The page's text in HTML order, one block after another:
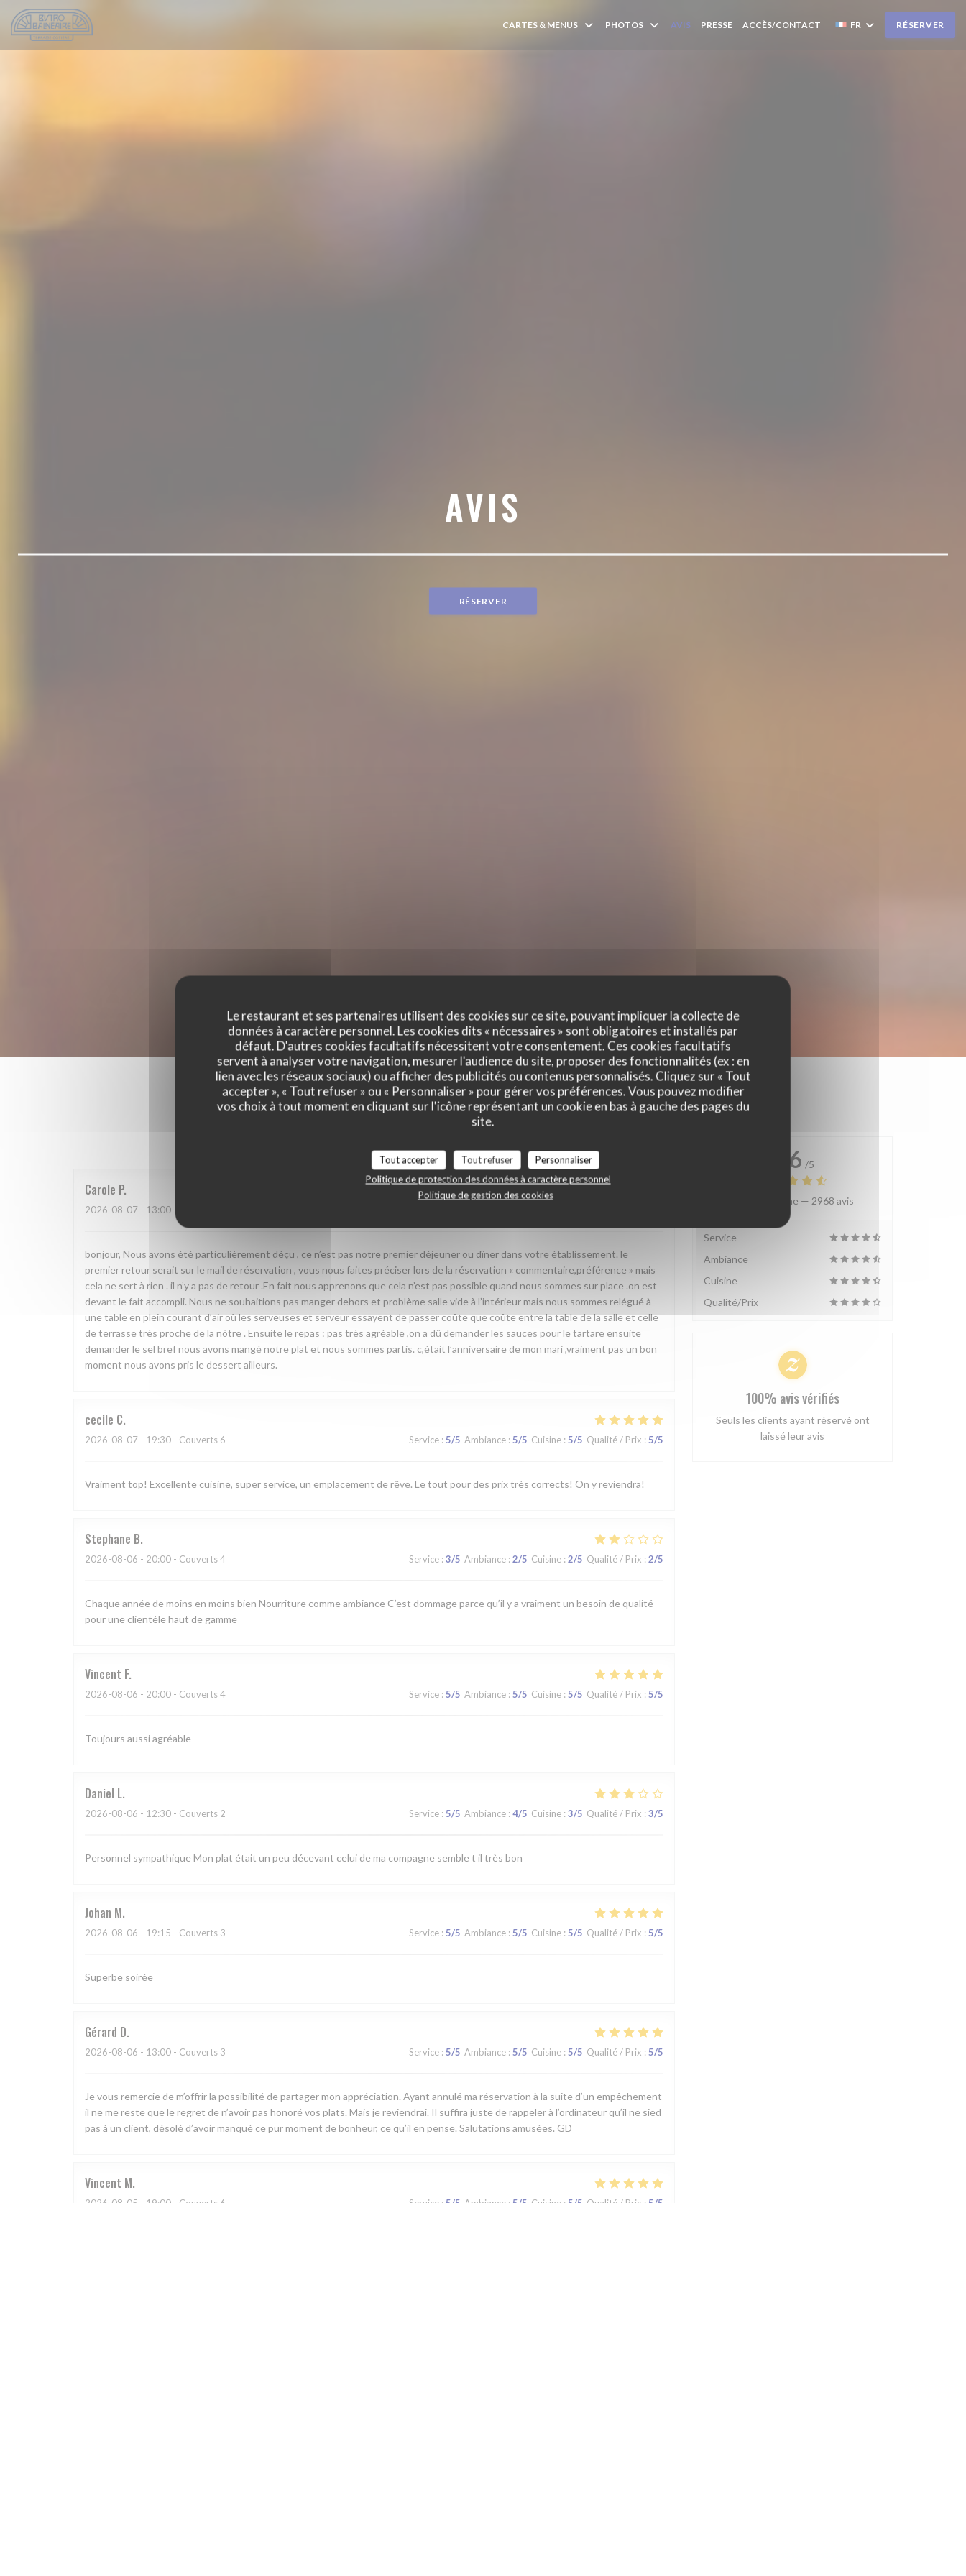
Personnalisation de vos choix en matière de cookies
Le restaurant et ses partenaires utilisent des cookies sur ce site, pouvant impliquer la collecte de
données à caractère personnel. Les cookies dits « nécessaires » sont obligatoires et installés par
défaut. D'autres cookies facultatifs nécessitent votre consentement. Ces cookies facultatifs
servent à analyser votre navigation, mesurer l'audience du site, proposer des fonctionnalités (ex : en
lien avec les réseaux sociaux) ou afficher des publicités ou contenus personnalisés. Cliquez sur « Tout
accepter », « Tout refuser » ou « Personnaliser » pour gérer vos préférences. Vous pouvez modifier
vos choix à tout moment en cliquant sur l'icône représentant un cookie en bas à gauche des pages du
site.
Tout accepter Tout refuser
Personnaliser
Politique de protection des données à caractère personnel
Politique de gestion des cookies
CARTES & MENUS PHOTOS AVIS PRESSE ACCÈS/CONTACT FR RÉSERVER
AVIS
RÉSERVER
Les avis de nos clients
Carole P
2026-08-07 - 13:00 - Couverts 3
bonjour, Nous avons été particulièrement déçu , ce n’est pas notre premier déjeuner ou dîner dans votre établissement. le
premier retour serait sur le mail de réservation , vous nous faites préciser lors de la réservation « commentaire,préférence » mais
cela ne sert à rien . il n’y a pas de retour .En fait nous apprenons que cela n’est pas possible quand nous sommes sur place .on est
devant le fait accompli. Nous ne souhaitions pas manger dehors et problème salle vide à l’intérieur mais nous sommes relégué à
une table en plein courant d’air où les serveuses et serveur essayent de passer coûte que coûte entre la table de la salle et celle
de terrasse très proche de la nôtre . Ensuite le repas : pas très agréable ,on a dû demander les sauces pour le tartare ensuite
demander le sel bref nous avons mangé notre plat et nous sommes partis. c,était l’anniversaire de mon mari ,vraiment pas un bon
moment nous avons pris le dessert ailleurs.
cecile C
2026-08-07 - 19:30 - Couverts 6 Service : 5/5 Ambiance : 5/5 Cuisine : 5/5 Qualité / Prix : 5/5
Vraiment top! Excellente cuisine, super service, un emplacement de rêve. Le tout pour des prix très corrects! On y reviendra!
Stephane B
2026-08-06 - 20:00 - Couverts 4 Service : 3/5 Ambiance : 2/5 Cuisine : 2/5 Qualité / Prix : 2/5
Chaque année de moins en moins bien Nourriture comme ambiance C’est dommage parce qu’il y a vraiment un besoin de qualité
pour une clientèle haut de gamme
Vincent F
2026-08-06 - 20:00 - Couverts 4 Service : 5/5 Ambiance : 5/5 Cuisine : 5/5 Qualité / Prix : 5/5
Toujours aussi agréable
Daniel L
2026-08-06 - 12:30 - Couverts 2 Service : 5/5 Ambiance : 4/5 Cuisine : 3/5 Qualité / Prix : 3/5
Personnel sympathique Mon plat était un peu décevant celui de ma compagne semble t il très bon
Johan M
2026-08-06 - 19:15 - Couverts 3 Service : 5/5 Ambiance : 5/5 Cuisine : 5/5 Qualité / Prix : 5/5
Superbe soirée
Gérard D
2026-08-06 - 13:00 - Couverts 3 Service : 5/5 Ambiance : 5/5 Cuisine : 5/5 Qualité / Prix : 5/5
Je vous remercie de m’offrir la possibilité de partager mon appréciation. Ayant annulé ma réservation à la suite d’un empêchement
il ne me reste que le regret de n’avoir pas honoré vos plats. Mais je reviendrai. Il suffira juste de rappeler à l’ordinateur qu’il ne sied
pas à un client, désolé d’avoir manqué ce pur moment de bonheur, ce qu’il en pense. Salutations amusées. GD
Vincent M
2026-08-05 - 19:00 - Couverts 6 Service : 5/5 Ambiance : 5/5 Cuisine : 5/5 Qualité / Prix : 5/5
4.6 /5
Note moyenne — 2968 avis
Service
Ambiance
Cuisine
Qualité/Prix
100% avis vérifiés
Seuls les clients ayant réservé ont
laissé leur avis